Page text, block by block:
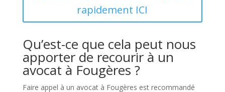
rapidement ICI
Qu’est-ce que cela peut nous
apporter de recourir à un
avocat à Fougères ?
Faire appel à un avocat à Fougères est recommandé